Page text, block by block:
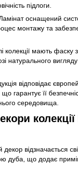
підлоги.
оснащений
монтажу та
колекції мають фаску
натурального
відповідає
що гарантує її
середовища.
відзначається
дуба, що додає